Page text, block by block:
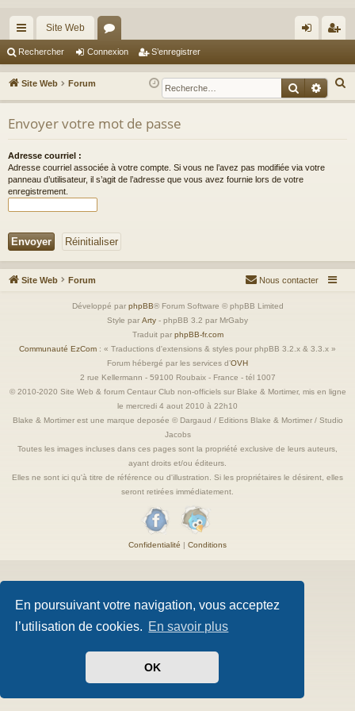
En poursuivant votre navigation, vous acceptez
l’utilisation de cookies. En savoir plus
OK
cc
ès
ra
pi
Site Web
or
u
m
s
ne
xi
nr
eg
Rechercher Connexion S’enregistrer
Site Web Forum
e
Envoyer votre mot de passe
Adresse courriel :
Adresse courriel associée à votre compte. Si vous ne l’avez pas modifiée via votre
panneau d’utilisateur, il s’agit de l’adresse que vous avez fournie lors de votre
enregistrement.
Site Web Forum Nous contacter
Développé par phpBB® Forum Software © phpBB Limited
Style par Arty - phpBB 3.2 par MrGaby
Traduit par phpBB-fr.com
Communauté EzCom : « Traductions d'extensions & styles pour phpBB 3.2.x & 3.3.x »
Forum hébergé par les services d’OVH
2 rue Kellermann - 59100 Roubaix - France - tél 1007
© 2010-2020 Site Web & forum Centaur Club non-officiels sur Blake & Mortimer, mis en ligne
le mercredi 4 aout 2010 à 22h10
Blake & Mortimer est une marque deposée © Dargaud / Editions Blake & Mortimer / Studio
Jacobs
Toutes les images incluses dans ces pages sont la propriété exclusive de leurs auteurs,
ayant droits et/ou éditeurs.
Elles ne sont ici qu'à titre de référence ou d'illustration. Si les propriétaires le désirent, elles
seront retirées immédiatement.
Confidentialité | Conditions